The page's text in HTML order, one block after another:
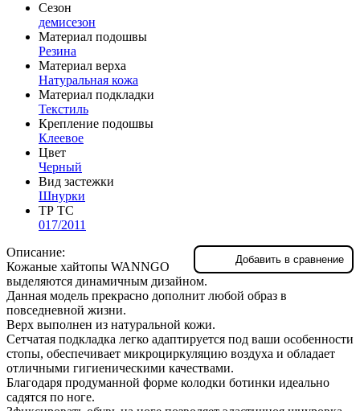
Сезон
демисезон
Материал подошвы
Резина
Материал верха
Натуральная кожа
Материал подкладки
Текстиль
Крепление подошвы
Клеевое
Цвет
Черный
Вид застежки
Шнурки
ТР ТС
017/2011
Добавить в сравнение
Описание:
Кожаные хайтопы WANNGO
выделяются динамичным дизайном.
Данная модель прекрасно дополнит любой образ в
повседневной жизни.
Верх выполнен из натуральной кожи.
Сетчатая подкладка легко адаптируется под ваши особенности
стопы, обеспечивает микроциркуляцию воздуха и обладает
отличными гигиеническими качествами.
Благодаря продуманной форме колодки ботинки идеально
садятся по ноге.